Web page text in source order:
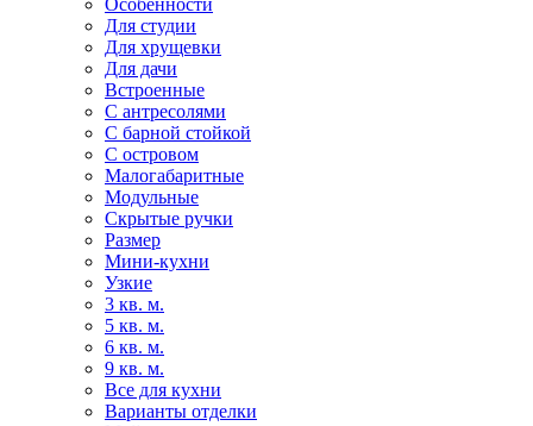
Особенности
Для студии
Для хрущевки
Для дачи
Встроенные
С антресолями
С барной стойкой
С островом
Малогабаритные
Модульные
Скрытые ручки
Размер
Мини-кухни
Узкие
3 кв. м.
5 кв. м.
6 кв. м.
9 кв. м.
Все для кухни
Варианты отделки